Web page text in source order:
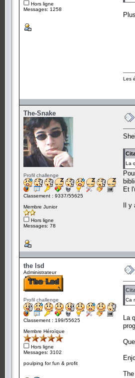
Hors ligne
Messages: 1258
Les
The-Snake
Profil challenge
Classement : 9337/55625
Membre Junior
Hors ligne
Messages: 78
La
Et
Il
the lsd
Administrateur
Profil challenge
Classement : 199/55625
Membre Héroïque
Hors ligne
Messages: 3102
poulping for fun & profit
Ca
La